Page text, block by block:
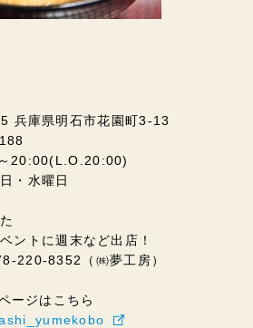
庫県明石市花園町3-13
20:00(L.O.20:00)
・水曜日
ントに週末など出店！
220-8352（㈱夢工房）
ージはこちら